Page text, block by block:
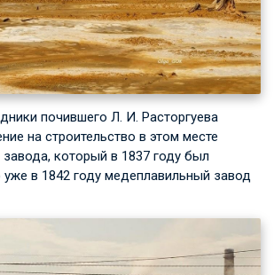
почившего Л. И. Расторгуева
на строительство в этом месте
который в 1837 году был
в 1842 году медеплавильный завод